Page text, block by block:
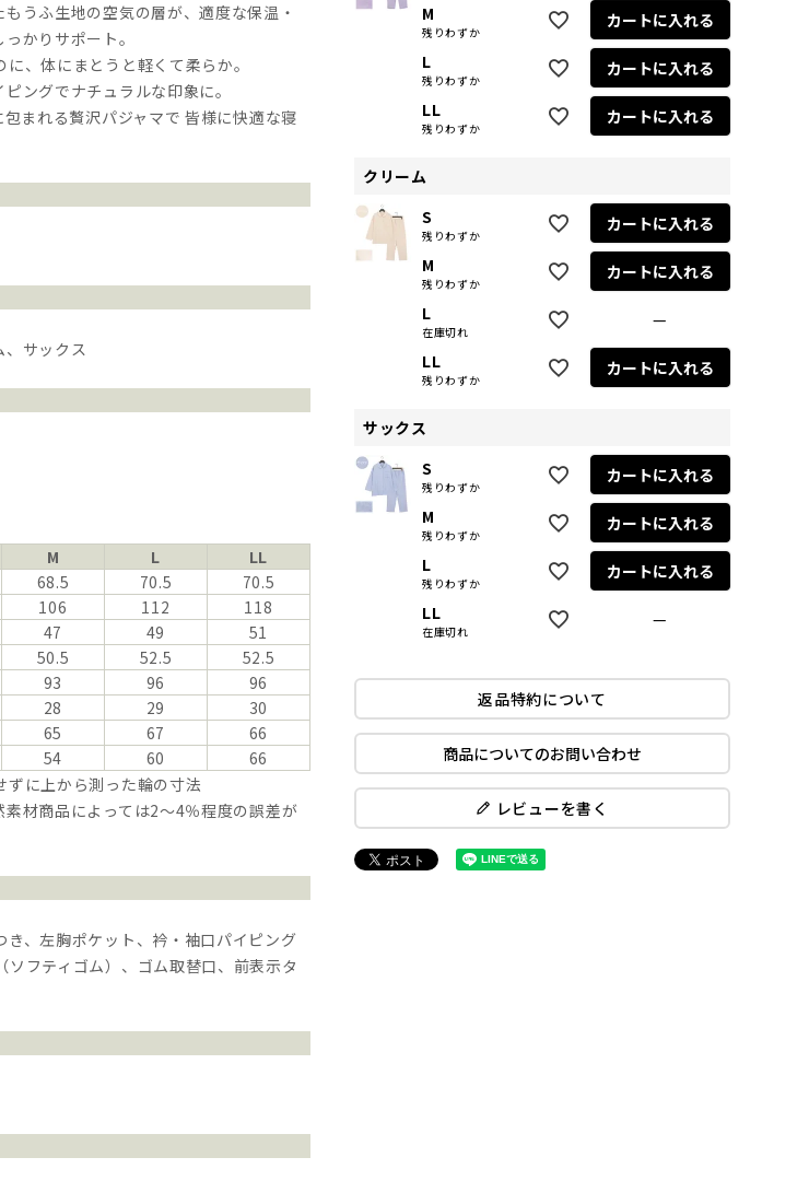
うふ生地の空気の層が、適度な保温・
かりサポート。
、体にまとうと軽くて柔らか。
ングでナチュラルな印象に。
まれる贅沢パジャマで 皆様に快適な寝
、サックス
M L
LL
68.5 70.5
70.5
106 112
118
47 49
51
50.5 52.5
52.5
93 96
96
28 29
30
65 67
66
54 60
66
に上から測った輪の寸法
材商品によっては2～4％程度の誤差が
き、左胸ポケット、衿・袖口パイピング
フティゴム）、ゴム取替口、前表示タ
M
残りわずか
カートに入れる
L
残りわずか
カートに入れる
LL
残りわずか
カートに入れる
クリーム
S
残りわずか
カートに入れる
M
残りわずか
カートに入れる
L
在庫切れ
—
LL
残りわずか
カートに入れる
サックス
S
残りわずか
カートに入れる
M
残りわずか
カートに入れる
L
残りわずか
カートに入れる
LL
在庫切れ
—
返品特約について
商品についてのお問い合わせ
レビューを書く